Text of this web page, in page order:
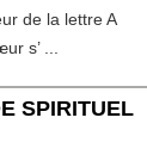
de la lettre A
s’ ...
SPIRITUEL